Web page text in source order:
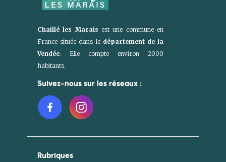
Chaillé les Marais est une commune en
France située dans le département de la
Vendée. Elle compte environ 2000
habitants.
Suivez-nous sur les réseaux :
Rubriques